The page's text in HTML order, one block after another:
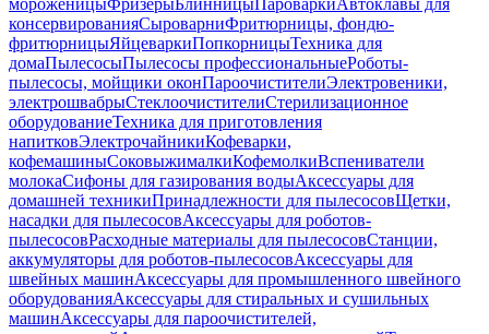
мороженицыФризерыБлинницыПароваркиАвтоклавы для
консервированияСыроварниФритюрницы, фондю-
фритюрницыЯйцеваркиПопкорницыТехника для
домаПылесосыПылесосы профессиональныеРоботы-
пылесосы, мойщики оконПароочистителиЭлектровеники,
электрошвабрыСтеклоочистителиСтерилизационное
оборудованиеТехника для приготовления
напитковЭлектрочайникиКофеварки,
кофемашиныСоковыжималкиКофемолкиВспениватели
молокаСифоны для газирования водыАксессуары для
домашней техникиПринадлежности для пылесосовЩетки,
насадки для пылесосовАксессуары для роботов-
пылесосовРасходные материалы для пылесосовСтанции,
аккумуляторы для роботов-пылесосовАксессуары для
швейных машинАксессуары для промышленного швейного
оборудованияАксессуары для стиральных и сушильных
машинАксессуары для пароочистителей,